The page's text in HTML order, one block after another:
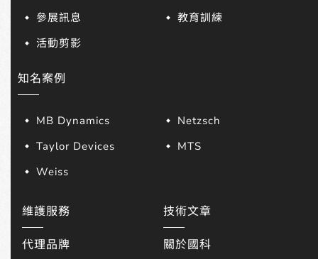
參展訊息
教育訓練
活動剪影
知名案例
MB Dynamics
Netzsch
Taylor Devices
MTS
Weiss
維護服務 技術文章
代理品牌 關於國科